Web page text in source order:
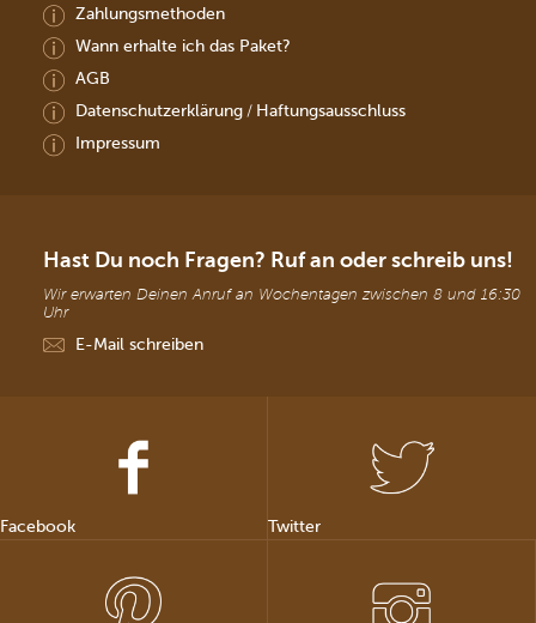
Zahlungsmethoden
Wann erhalte ich das Paket?
AGB
Datenschutzerklärung/ Haftungsausschluss
Impressum
Hast Du noch Fragen? Ruf an oder schreib uns!
Wir erwarten Deinen Anruf an Wochentagen zwischen 8 und 16:30
Uhr
E-Mail schreiben
Facebook Twitter